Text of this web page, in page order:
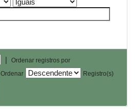
|
Ordenar registros por
Ordenar
Registro(s)